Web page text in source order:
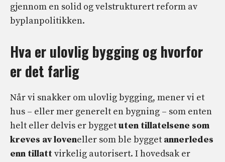
gjennom en solid og velstrukturert reform av
byplanpolitikken.
Hva er ulovlig bygging og hvorfor
er det farlig
Når vi snakker om ulovlig bygging, mener vi et
hus – eller mer generelt en bygning – som enten
helt eller delvis er byggetuten tillatelsene som
kreves av loveneller som ble bygget annerledes
enn tillattvirkelig autorisert. I hovedsak er